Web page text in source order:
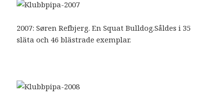
2007: Søren Refbjerg. En Squat Bulldog.Såldes i 35
släta och 46 blästrade exemplar.